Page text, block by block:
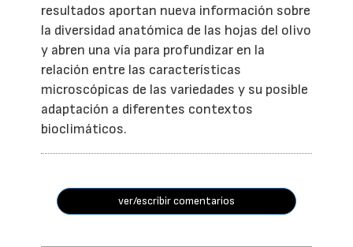
resultados aportan nueva información sobre
la diversidad anatómica de las hojas del olivo
y abren una vía para profundizar en la
relación entre las características
microscópicas de las variedades y su posible
adaptación a diferentes contextos
bioclimáticos.
ver/escribir comentarios